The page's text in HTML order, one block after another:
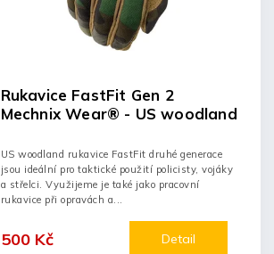
Rukavice FastFit Gen 2
Mechnix Wear® - US woodland
500 Kč Detail
US woodland rukavice FastFit druhé generace
jsou ideální pro taktické použití policisty, vojáky
a střelci. Využijeme je také jako pracovní
rukavice při opravách a...